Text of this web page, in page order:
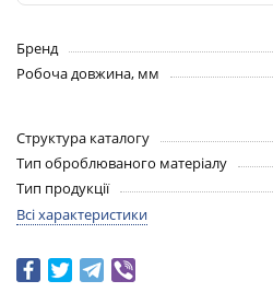
Бренд
Робоча довжина, мм
Структура каталогу
Тип оброблюваного матеріалу
Тип продукції
Всі характеристики